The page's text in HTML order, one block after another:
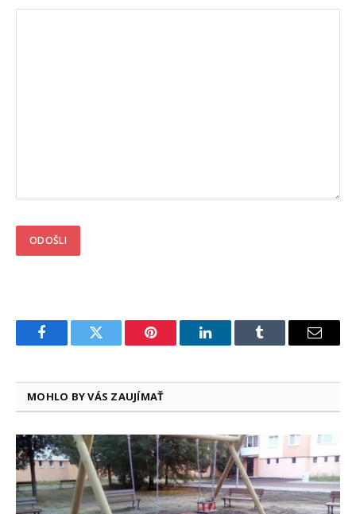
FacebookTwitter Pinterest LinkedInTumblr Email
MOHLO BY VÁS ZAUJÍMAŤ